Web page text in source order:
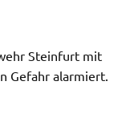
Steinfurt mit
Gefahr alarmiert.